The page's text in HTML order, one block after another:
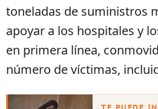
toneladas de suministros
apoyar a los hospitales y
en primera línea,
número de víctimas,